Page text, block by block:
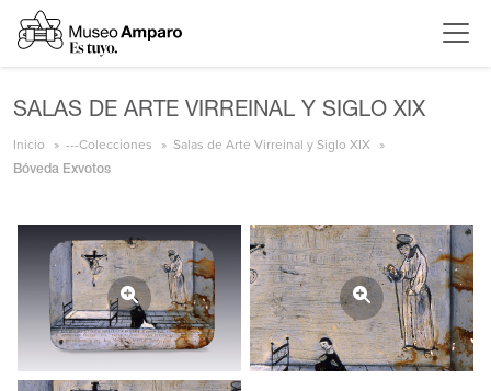
SALAS DE ARTE VIRREINAL Y SIGLO XIX
Inicio ---Colecciones Salas de Arte Virreinal y Siglo XIX
Bóveda Exvotos